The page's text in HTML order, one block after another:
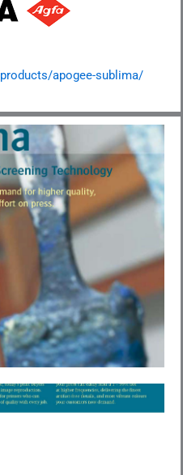
apogee-sublima/